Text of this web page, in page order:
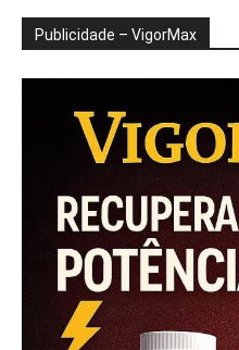
Publicidade – VigorMax